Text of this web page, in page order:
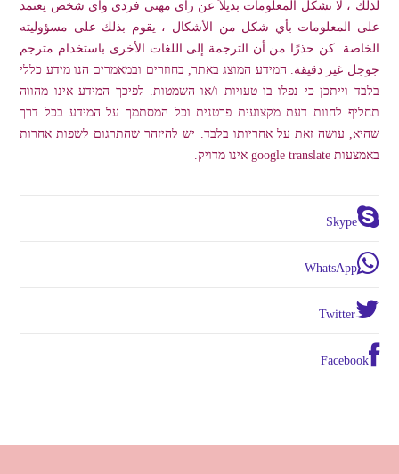
لذلك ، لا تشكل المعلومات بديلاً عن رأي مهني فردي وأي شخص يعتمد
على المعلومات بأي شكل من الأشكال ، يقوم بذلك على مسؤوليته
الخاصة. كن حذرًا من أن الترجمة إلى اللغات الأخرى باستخدام مترجم
جوجل غير دقيقة. המידע המוצג באתר, בחוזרים ובמאמרים הנו מידע כללי
בלבד וייתכן כי נפלו בו טעויות ו/או השמטות. לפיכך המידע אינו מהווה
תחליף לחוות דעת מקצועית פרטנית וכל המסתמך על המידע בכל דרך
שהיא, עושה זאת על אחריותו בלבד. יש להיזהר שהתרגום לשפות אחרות
באמצעות google translate אינו מדויק.
Skype
WhatsApp
Twitter
Facebook